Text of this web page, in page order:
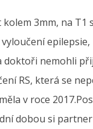
3mm, na T1
epilepsie,
doktoři nemohli
RS, která se
v roce
dobou si partner